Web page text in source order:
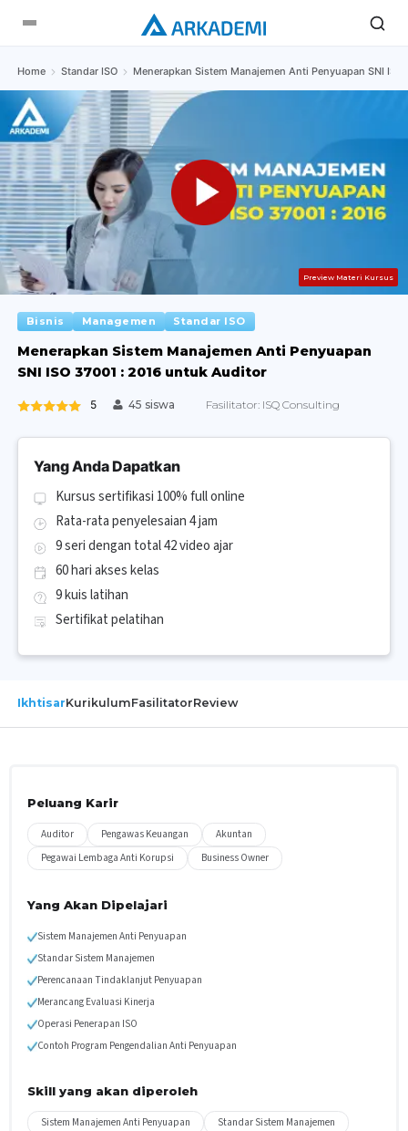
Home Standar ISO Menerapkan Sistem Manajemen Anti Penyuapan SNI
Preview Materi Kursus
Bisnis Managemen Standar ISO
Menerapkan Sistem Manajemen Anti Penyuapan
SNI ISO 37001 : 2016 untuk Auditor
5 45 siswa Fasilitator: ISQ Consulting
Yang Anda Dapatkan
Kursus sertifikasi 100% full online
Rata-rata penyelesaian 4 jam
9 seri dengan total 42 video ajar
60 hari akses kelas
9 kuis latihan
Sertifikat pelatihan
IkhtisarKurikulumFasilitatorReview
Peluang Karir
Auditor Pengawas Keuangan
Akuntan
Pegawai Lembaga Anti Korupsi
Business Owner
Yang Akan Dipelajari
Sistem Manajemen Anti Penyuapan
Standar Sistem Manajemen
Perencanaan Tindaklanjut Penyuapan
Merancang Evaluasi Kinerja
Operasi Penerapan ISO
Contoh Program Pengendalian Anti Penyuapan
Skill yang akan diperoleh
Sistem Manajemen Anti Penyuapan
Standar Sistem Manajemen